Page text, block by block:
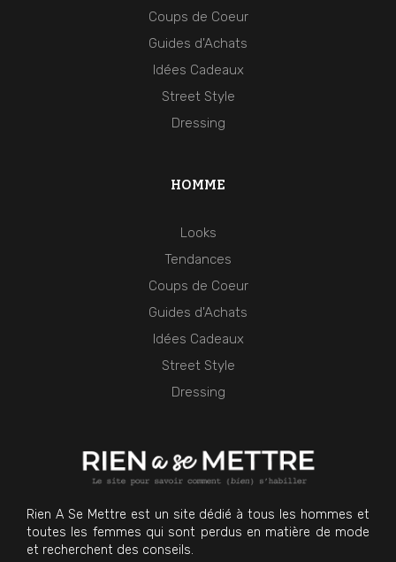
Rien A Se Mettre est un site dédié à tous les hommes et
toutes les femmes qui sont perdus en matière de mode
et recherchent des conseils.
HOMME
Looks
Tendances
Coups de Coeur
Guides d'Achats
Idées Cadeaux
Street Style
Dressing
Coups de Coeur
Guides d'Achats
Idées Cadeaux
Street Style
Dressing